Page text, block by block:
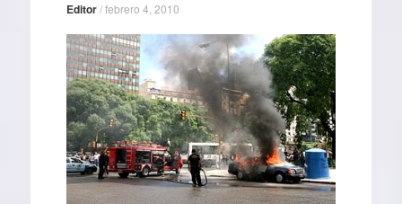
Editor/febrero 4, 2010